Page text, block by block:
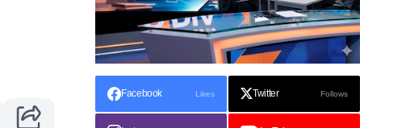
Facebook Likes Twitter Follows